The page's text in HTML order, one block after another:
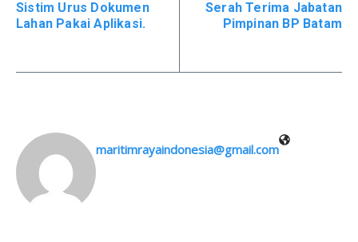
Sistim Urus Dokumen
Lahan Pakai Aplikasi.
Serah Terima Jabatan
Pimpinan BP Batam
maritimrayaindonesia@gmail.com